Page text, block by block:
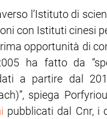
l’Istituto di
con Istituti cinesi
opportunità di
ha fatto da
a partire dal
spiega
pubblicati dal Cnr, i